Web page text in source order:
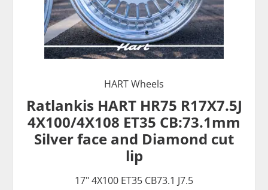
HART Wheels
Ratlankis HART HR75 R17X7.5J
4X100/4X108 ET35 CB:73.1mm
Silver face and Diamond cut
lip
17" 4X100 ET35 CB73.1 J7.5